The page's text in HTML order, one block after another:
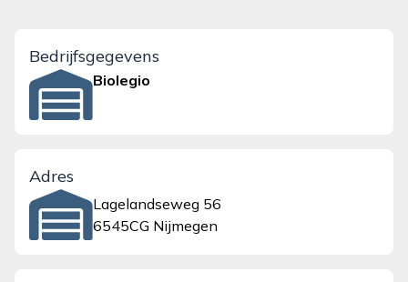
Bedrijfsgegevens
Biolegio
Adres
Lagelandseweg 56
6545CG Nijmegen